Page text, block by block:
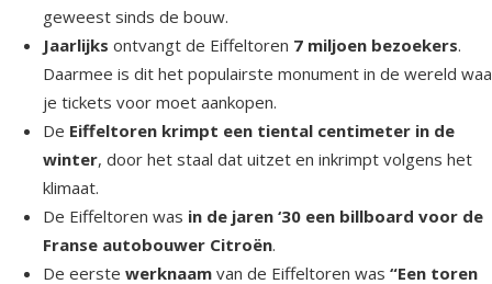
geweest sinds de bouw.
Jaarlijks ontvangt de Eiffeltoren 7 miljoen bezoekers.
Daarmee is dit het populairste monument in de wereld
je tickets voor moet aankopen.
De Eiffeltoren krimpt een tiental centimeter in de
winter, door het staal dat uitzet en inkrimpt volgens het
klimaat.
De Eiffeltoren was in de jaren ‘30 een billboard voor de
Franse autobouwer Citroën.
De eerste werknaam van de Eiffeltoren was “Een toren